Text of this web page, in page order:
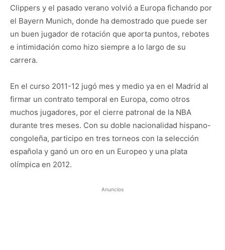
Clippers y el pasado verano volvió a Europa fichando por
el Bayern Munich, donde ha demostrado que puede ser
un buen jugador de rotación que aporta puntos, rebotes
e intimidación como hizo siempre a lo largo de su
carrera.
En el curso 2011-12 jugó mes y medio ya en el Madrid al
firmar un contrato temporal en Europa, como otros
muchos jugadores, por el cierre patronal de la NBA
durante tres meses. Con su doble nacionalidad hispano-
congoleña, participo en tres torneos con la selección
española y ganó un oro en un Europeo y una plata
olímpica en 2012.
Anuncios